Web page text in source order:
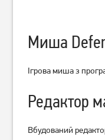
Миша ігрова A4Tech
750BK-B USB Black
999грн
Миша
Ігрова миша з
Редактор
Вбудований